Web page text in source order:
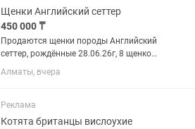
Щенки Английский сеттер
450 000 ₸
Продаются щенки породы Английский
сеттер, рождённые 28.06.26г, 8 щенков-
5 мальчиков и 3 девочки, к моменту
продажи у щенков будут полный пакет
Алматы, вчера
Реклама
Котята британцы вислоухие